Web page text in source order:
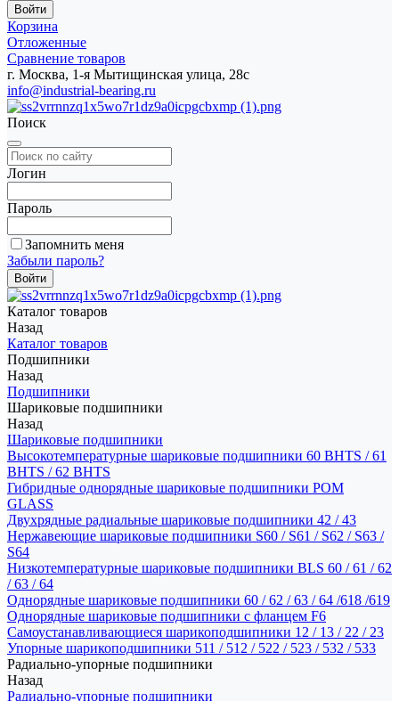
Корзина
Отложенные
Сравнение товаров
г. Москва, 1-я Мытищинская улица, 28с
info@industrial-bearing.ru
Поиск
Логин
Пароль
Запомнить меня
Забыли пароль?
Каталог товаров
Назад
Каталог товаров
Подшипники
Назад
Подшипники
Шариковые подшипники
Назад
Шариковые подшипники
Высокотемпературные шариковые подшипники 60 BHTS / 61
BHTS / 62 BHTS
Гибридные однорядные шариковые подшипники POM
GLASS
Двухрядные радиальные шариковые подшипники 42 / 43
Нержавеющие шариковые подшипники S60 / S61 / S62 / S63 /
S64
Низкотемпературные шариковые подшипники BLS 60 / 61 / 62
/ 63 / 64
Однорядные шариковые подшипники 60 / 62 / 63 / 64 /618 /619
Однорядные шариковые подшипники с фланцем F6
Самоустанавливающиеся шарикоподшипники 12 / 13 / 22 / 23
Упорные шарикоподшипники 511 / 512 / 522 / 523 / 532 / 533
Радиально-упорные подшипники
Назад
Радиально-упорные подшипники